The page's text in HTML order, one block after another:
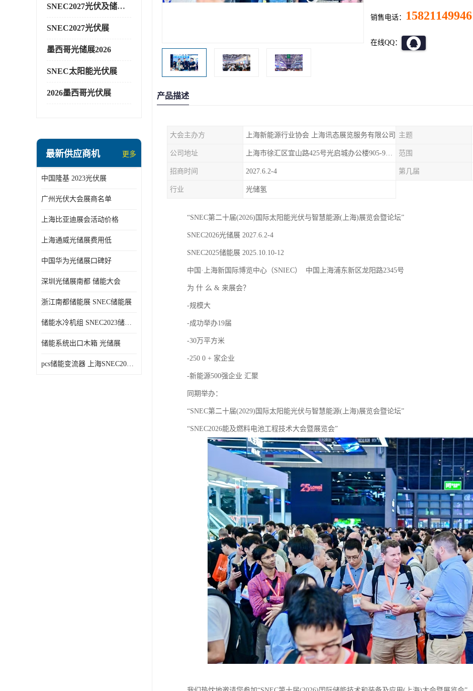
SNEC2027光伏及储能展
SNEC2027光伏展
墨西哥光储展2026
SNEC太阳能光伏展
2026墨西哥光伏展
最新供应商机 更多
中国隆基 2023光伏展
广州光伏大会展商名单
上海比亚迪展会活动价格
上海通威光储展费用低
中国华为光储展口碑好
深圳光储展南都 储能大会
浙江南都储能展 SNEC储能展
储能水冷机组 SNEC2023储能展
储能系统出口木箱 光储展
pcs储能变流器 上海SNEC2023光伏展
销售电话： 15821149946
在线QQ：
产品描述
大会主办方 上海新能源行业协会 上海讯态展览服务有限公司 主题
公司地址 上海市徐汇区宜山路425号光启城办公楼905-907室 范围
招商时间 2027.6.2-4 第几届
行业 光储氢
“SNEC第二十届(2026)国际太阳能光伏与智慧能源(上海)展览会暨论坛”
SNEC2026光储展 2027.6.2-4
SNEC2025储能展 2025.10.10-12
中国·上海新国际博览中心（SNIEC） 中国上海浦东新区龙阳路2345号
为 什 么 & 来展会？
-规模大
-成功举办19届
-30万平方米
-250 0 + 家企业
-新能源500强企业 汇聚
同期举办：
“SNEC第二十届(2029)国际太阳能光伏与智慧能源(上海)展览会暨论坛”
“SNEC2026能及燃料电池工程技术大会暨展览会”